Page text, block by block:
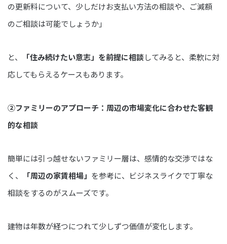
の更新料について、少しだけお支払い方法の相談や、ご減額
のご相談は可能でしょうか」
と、 「住み続けたい意志」を前提に相談してみると、柔軟に対
応してもらえるケースもあります。
②ファミリーのアプローチ：周辺の市場変化に合わせた客観
的な相談
簡単には引っ越せないファミリー層は、感情的な交渉ではな
く、
「周辺の家賃相場」 を参考に、ビジネスライクで丁寧な
相談をするのがスムーズです。
建物は年数が経つにつれて少しずつ価値が変化します。